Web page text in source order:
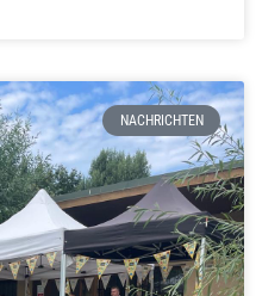
NACHRICHTEN